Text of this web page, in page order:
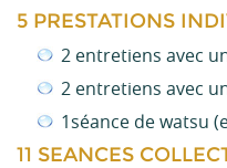
5 PRESTATIONS
2 entretiens avec
2 entretiens avec
1séance de watsu
11 SEANCES